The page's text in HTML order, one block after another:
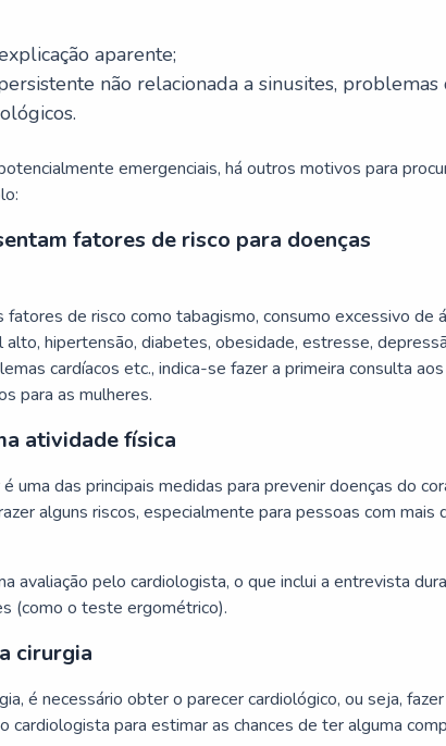
aparente;
não relacionada a sinusites, problemas
emergenciais, há outros motivos para
fatores de risco para doenças
de risco como tabagismo, consumo excessivo de
hipertensão, diabetes, obesidade, estresse,
cardíacos etc., indica-se fazer a primeira consulta
para as mulheres.
atividade física
uma das principais medidas para prevenir doenças do
alguns riscos, especialmente para pessoas com mais
avaliação pelo cardiologista, o que inclui a entrevista
(como o teste ergométrico).
cirurgia
é necessário obter o parecer cardiológico, ou seja,
cardiologista para estimar as chances de ter alguma